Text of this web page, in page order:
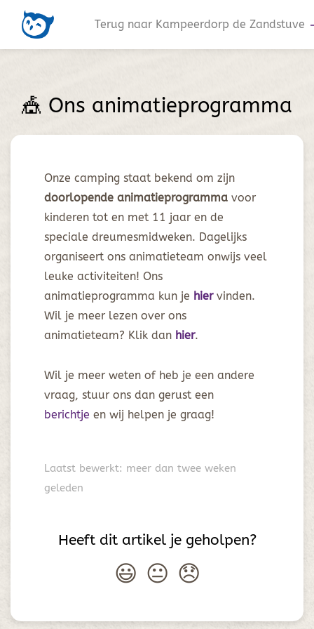
Terug naar Kampeerdorp de Zandstuve
🎪 Ons animatieprogramma
Onze camping staat bekend om zijn
doorlopende animatieprogramma voor
kinderen tot en met 11 jaar en de
speciale dreumesmidweken. Dagelijks
organiseert ons animatieteam onwijs veel
leuke activiteiten! Ons
animatieprogramma kun je hiervinden.
Wil je meer lezen over ons
animatieteam? Klik dan hier.
Wil je meer weten of heb je een andere
vraag, stuur ons dan gerust een
berichtje en wij helpen je graag!
Laatst bewerkt: meer dan twee weken
geleden
Heeft dit artikel je geholpen?
😃 😐 😞